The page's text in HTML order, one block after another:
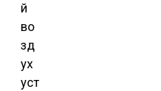
й
во
зд
ух
уст